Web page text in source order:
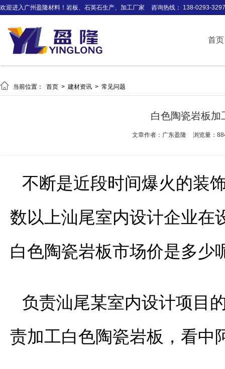
欢迎进入广州盈隆材料！岩板、石英石生产、加工厂家 咨询热线： 138-0293-3297
首页
 当前位置： 首页 > 建材资讯 > 常见问题
白色陶瓷岩板加
文章作者：广东盈隆 浏览量：
不断是近段时间爆火的装
数以上汕尾室内设计企业在
白色陶瓷岩板市场价是多少
负责汕尾某室内设计项目
责加工白色陶瓷岩板，看中